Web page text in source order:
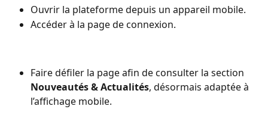
Ouvrir la plateforme depuis un appareil mobile.
Accéder à la page de connexion.
Faire défiler la page afin de consulter la section
Nouveautés & Actualités, désormais adaptée à
l’affichage mobile.